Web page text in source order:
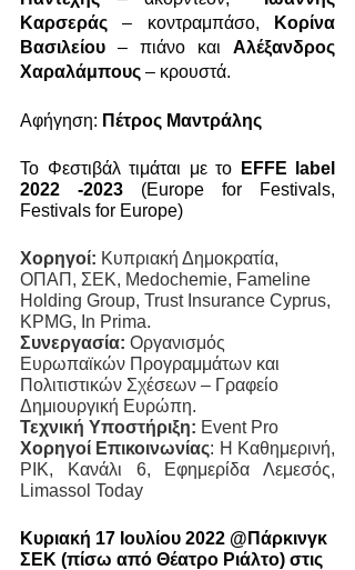
Καρσεράς – κοντραμπάσο,
Κορίνα
Βασιλείου – πιάνο και Αλέξανδρος
Χαραλάμπους – κρουστά.
Αφήγηση: Πέτρος Μαντράλης
Το Φεστιβάλ τιμάται με το
EFFE label
2022 -2023 (Europe for Festivals,
Festivals for Europe)
Χορηγοί: Κυπριακή Δημοκρατία,
ΟΠΑΠ, ΣΕΚ, Medochemie, Fameline
Holding Group, Trust Insurance Cyprus,
KPMG, In Prima.
Συνεργασία: Οργανισμός
Ευρωπαϊκών Προγραμμάτων και
Πολιτιστικών Σχέσεων – Γραφείο
Δημιουργική Ευρώπη.
Τεχνική Υποστήριξη: Event Pro
Χορηγοί Επικοινωνίας: Η Καθημερινή,
ΡΙΚ, Κανάλι 6, Εφημερίδα Λεμεσός,
Limassol Today
Κυριακή 17 Ιουλίου 2022 @Πάρκινγκ
ΣΕΚ (πίσω από Θέατρο Ριάλτο) στις